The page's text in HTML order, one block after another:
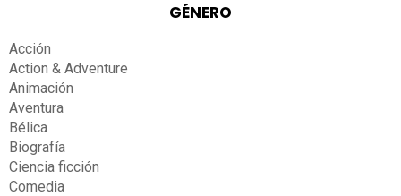
GÉNERO
Acción
Action & Adventure
Animación
Aventura
Bélica
Biografía
Ciencia ficción
Comedia